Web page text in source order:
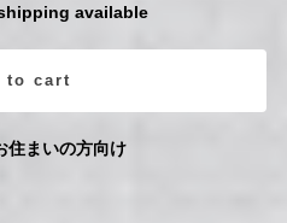
available
to cart
住まいの方向け